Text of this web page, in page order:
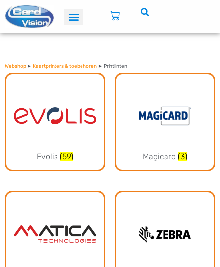
Webshop ► Kaartprinters & toebehoren ► Printlinten
Evolis (59) Magicard (3)